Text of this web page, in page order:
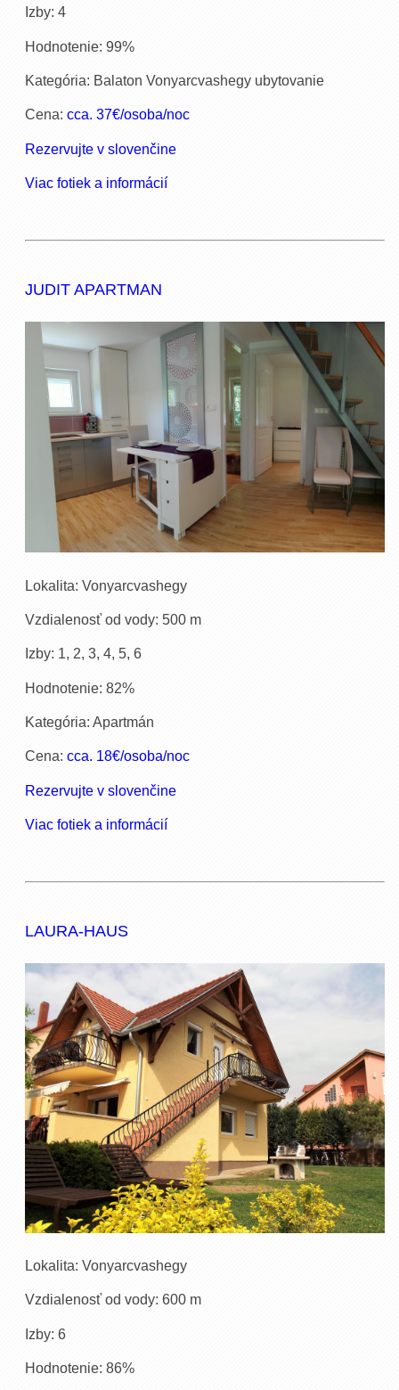
Izby: 4
Hodnotenie: 99%
Kategória: Balaton Vonyarcvashegy ubytovanie
Cena:cca. 37€/osoba/noc
Rezervujte v slovenčine
Viac fotiek a informácií
JUDIT APARTMAN
Lokalita: Vonyarcvashegy
Vzdialenosť od vody: 500 m
Izby: 1, 2, 3, 4, 5, 6
Hodnotenie: 82%
Kategória: Apartmán
Cena:cca. 18€/osoba/noc
Rezervujte v slovenčine
Viac fotiek a informácií
LAURA-HAUS
Lokalita: Vonyarcvashegy
Vzdialenosť od vody: 600 m
Izby: 6
Hodnotenie: 86%